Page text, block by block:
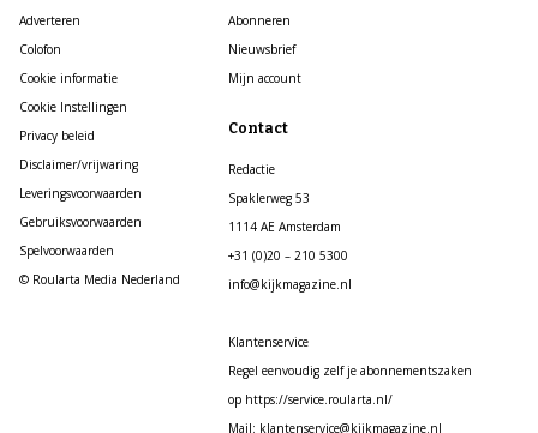
Adverteren
Colofon
Cookie informatie
Cookie Instellingen
Privacy beleid
Disclaimer/vrijwaring
Leveringsvoorwaarden
Gebruiksvoorwaarden
Spelvoorwaarden
© Roularta Media Nederland
Abonneren
Nieuwsbrief
Mijn account
Contact
Redactie
Spaklerweg 53
1114 AE Amsterdam
+31 (0)20 – 210 5300
info@kijkmagazine.nl
Klantenservice
Regel eenvoudig zelf je abonnementszaken
op https://service.roularta.nl/
Mail: klantenservice@kijkmagazine.nl